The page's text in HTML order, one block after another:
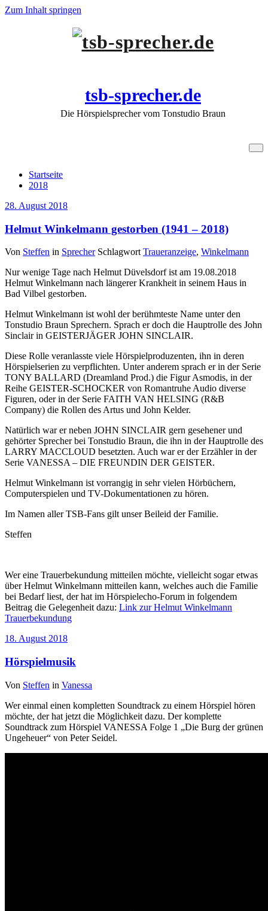
Zum Inhalt springen
tsb-sprecher.de
Die Hörspielsprecher vom Tonstudio Braun
Startseite
2018
28. August 2018
Helmut Winkelmann gestorben (1941 – 2018)
Von Steffen in Sprecher Schlagwort Traueranzeige, Winkelmann
Nur wenige Tage nach Helmut Düvelsdorf ist am 19.08.2018
Helmut Winkelmann nach längerer Krankheit in seinem Haus in
Bad Vilbel gestorben.
Helmut Winkelmann ist wohl der berühmteste Name unter den
Tonstudio Braun Sprechern. Sprach er doch die Hauptrolle des John
Sinclair in GEISTERJÄGER JOHN SINCLAIR.
Diese Rolle veranlasste viele Hörspielproduzenten, ihn in deren
Hörspielserien zu verpflichten. Unter anderem sprach er in der Serie
TONY BALLARD (Dreamland Prod.) die Figur Asmodis, in der
Reihe GEISTER-SCHOCKER von Romantruhe Audio diverse
Figuren, oder in der Serie FAITH VAN HELSING (R&B
Company) die Rollen des Artus und John Kelder.
Natürlich war er neben JOHN SINCLAIR gern gesehener und
gehörter Sprecher bei Tonstudio Braun, die ihn in der Hauptrolle des
LARRY MACCLOUD besetzten. Auch war er der Erzähler in der
Serie VANESSA – DIE FREUNDIN DER GEISTER.
Helmut Winkelmann ist vorrangig in sehr vielen Hörbüchern,
Computerspielen und TV-Dokumentationen zu hören.
Im Namen aller TSB-Fans gilt unser Beileid der Familie.
Steffen
Wer eine Trauerbekundung mitteilen möchte, vielleicht sogar etwas
über Helmut Winkelmann mitteilen kann, welches auch die Familie
bei Bedarf liest, der hat im Hörspielecho-Forum in folgendem
Beitrag die Gelegenheit dazu: Link zur Helmut Winkelmann
Trauerbekundung
18. August 2018
Hörspielmusik
Von Steffen in Vanessa
Wer einmal einen kompletten Soundtrack zu einem Hörspiel hören
möchte, der hat jetzt die Möglichkeit dazu. Der komplette
Soundtrack zum Hörspiel VANESSA Folge 1 „Die Burg der grünen
Ungeheuer“ von Peter Seidel.